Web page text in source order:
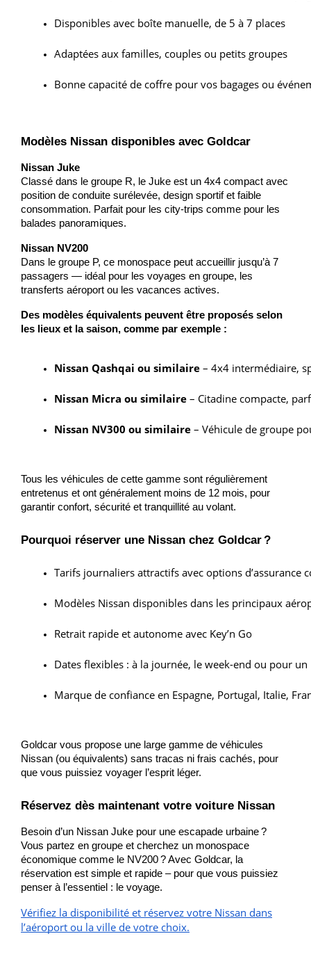
Disponibles avec boîte manuelle, de 5 à 7 places
Adaptées aux familles, couples ou petits groupes
Bonne capacité de coffre pour vos bagages ou
Modèles Nissan disponibles avec Goldcar
Nissan Juke
Classé dans le groupe R, le Juke est un 4x4 compact avec
position de conduite surélevée, design sportif et faible
consommation. Parfait pour les city-trips comme pour les
balades panoramiques.
Nissan NV200
Dans le groupe P, ce monospace peut accueillir jusqu’à 7
passagers — idéal pour les voyages en groupe, les
transferts aéroport ou les vacances actives.
Des modèles équivalents peuvent être proposés selon
les lieux et la saison, comme par exemple :
Nissan Qashqai ou similaire – 4x4 intermédiaire,
Nissan Micra ou similaire – Citadine compacte,
Nissan NV300 ou similaire – Véhicule de groupe
Tous les véhicules de cette gamme sont régulièrement
entretenus et ont généralement moins de 12 mois, pour
garantir confort, sécurité et tranquillité au volant.
Pourquoi réserver une Nissan chez Goldcar ?
Tarifs journaliers attractifs avec options d’assurance
Modèles Nissan disponibles dans les principaux
Retrait rapide et autonome avec Key’n Go
Dates flexibles : à la journée, le week-end ou pour
Marque de confiance en Espagne, Portugal, Italie,
Goldcar vous propose une large gamme de véhicules
Nissan (ou équivalents) sans tracas ni frais cachés, pour
que vous puissiez voyager l’esprit léger.
Réservez dès maintenant votre voiture Nissan
Besoin d’un Nissan Juke pour une escapade urbaine ?
Vous partez en groupe et cherchez un monospace
économique comme le NV200 ? Avec Goldcar, la
réservation est simple et rapide – pour que vous puissiez
penser à l’essentiel : le voyage.
Vérifiez la disponibilité et réservez votre Nissan dans
l’aéroport ou la ville de votre choix.